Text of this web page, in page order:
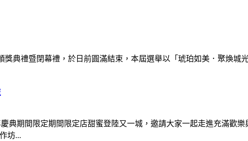
獎典禮暨閉幕禮，於日前圓滿結束，本屆選舉以「琥珀如美．聚煥
典期間限定期間限定店甜蜜登陸又一城，邀請大家一起走進充滿歡
坊...